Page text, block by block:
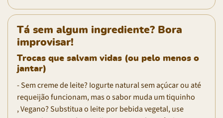
Tá sem algum ingrediente? Bora
improvisar!
Trocas que salvam vidas (ou pelo menos o
jantar)
- Sem creme de leite? Iogurte natural sem açúcar ou até
requeijão funcionam, mas o sabor muda um tiquinho
, Vegano? Substitua o leite por bebida vegetal, use